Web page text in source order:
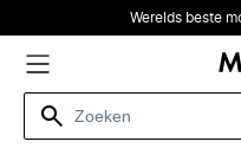
Werelds beste